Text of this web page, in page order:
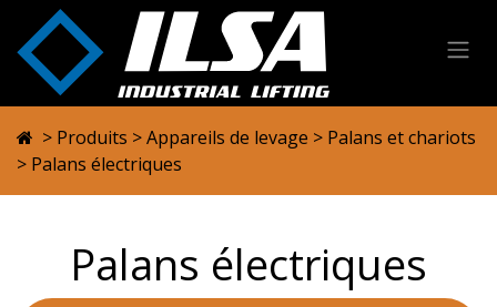
Se rendre au contenu
> Produits >Appareils de levage > Palans et chariots
> Palans électriques
Palans électriques